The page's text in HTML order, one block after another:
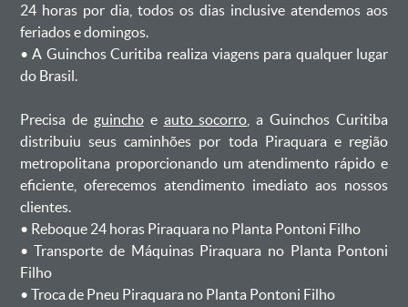
24 horas por dia, todos os dias inclusive atendemos aos
feriados e domingos.
ㅤㅤ• A Guinchos Curitiba realiza viagens para qualquer lugar
do Brasil.
Precisa de guinchoe auto socorro , a Guinchos Curitiba
distribuiu seus caminhões por toda Piraquara e região
metropolitana proporcionando um atendimento rápido e
eficiente, oferecemos atendimento imediato aos nossos
clientes.
ㅤㅤ• Reboque 24 horas Piraquara no Planta Pontoni Filho
ㅤㅤ• Transporte de Máquinas Piraquara no Planta Pontoni
Filho
ㅤㅤ• Troca de Pneu Piraquara no Planta Pontoni Filho